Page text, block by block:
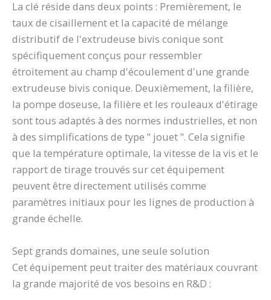
La clé réside dans deux points : Premièrement, le
taux de cisaillement et la capacité de mélange
distributif de l'extrudeuse bivis conique sont
spécifiquement conçus pour ressembler
étroitement au champ d'écoulement d'une grande
extrudeuse bivis conique. Deuxièmement, la filière,
la pompe doseuse, la filière et les rouleaux d'étirage
sont tous adaptés à des normes industrielles, et non
à des simplifications de type " jouet ". Cela signifie
que la température optimale, la vitesse de la vis et le
rapport de tirage trouvés sur cet équipement
peuvent être directement utilisés comme
paramètres initiaux pour les lignes de production à
grande échelle.
Sept grands domaines, une seule solution
Cet équipement peut traiter des matériaux couvrant
la grande majorité de vos besoins en R&D :